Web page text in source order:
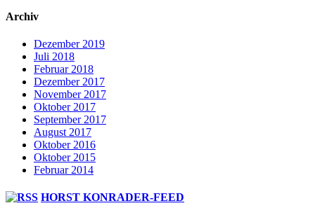
Archiv
Dezember 2019
Juli 2018
Februar 2018
Dezember 2017
November 2017
Oktober 2017
September 2017
August 2017
Oktober 2016
Oktober 2015
Februar 2014
HORST KONRADER-FEED